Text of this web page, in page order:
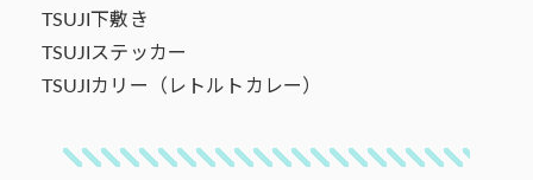
TSUJI下敷き
TSUJIステッカー
TSUJIカリー（レトルトカレー）